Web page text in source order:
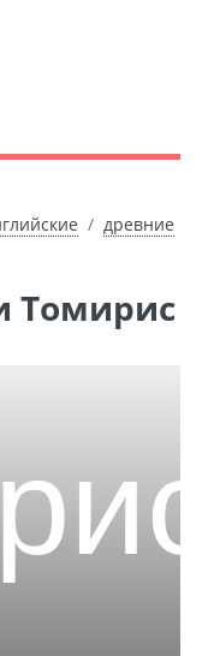
древние
Томирис